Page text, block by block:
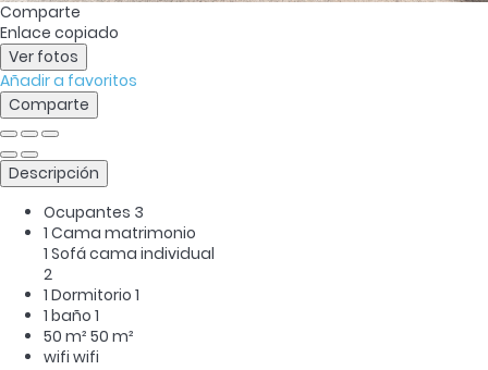
Comparte
Enlace copiado
Ver fotos
Añadir a favoritos
Comparte
Descripción
Ocupantes 3
1 Cama matrimonio
1 Sofá cama individual
2
1 Dormitorio 1
1 baño 1
50 m² 50 m²
wifi wifi